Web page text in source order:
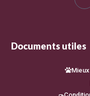
Documents utiles